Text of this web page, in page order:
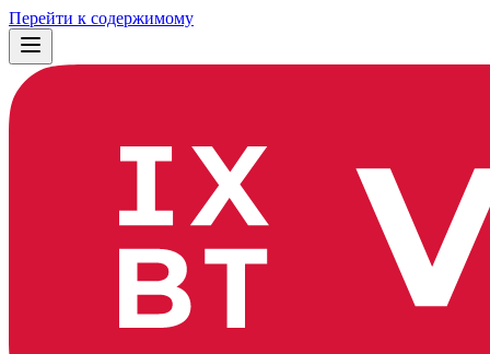
Перейти к содержимому